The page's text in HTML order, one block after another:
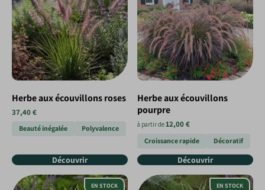
Herbe aux écouvillons roses
37,40 €
Beauté inégalée Polyvalence
Découvrir
Herbe aux écouvillons
pourpre
à partir de12,00 €
Croissance rapide Décoratif
Découvrir
EN STOCK EN STOCK